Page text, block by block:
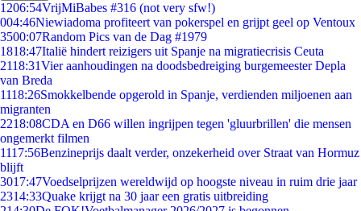
1206:54VrijMiBabes #316 (not very sfw!)
004:46Niewiadoma profiteert van pokerspel en grijpt geel op Ventoux
3500:07Random Pics van de Dag #1979
1818:47Italië hindert reizigers uit Spanje na migratiecrisis Ceuta
2118:31Vier aanhoudingen na doodsbedreiging burgemeester Depla
van Breda
1118:26Smokkelbende opgerold in Spanje, verdienden miljoenen aan
migranten
2218:08CDA en D66 willen ingrijpen tegen 'gluurbrillen' die mensen
ongemerkt filmen
1117:56Benzineprijs daalt verder, onzekerheid over Straat van Hormuz
blijft
3017:47Voedselprijzen wereldwijd op hoogste niveau in ruim drie jaar
2314:33Quake krijgt na 30 jaar een gratis uitbreiding